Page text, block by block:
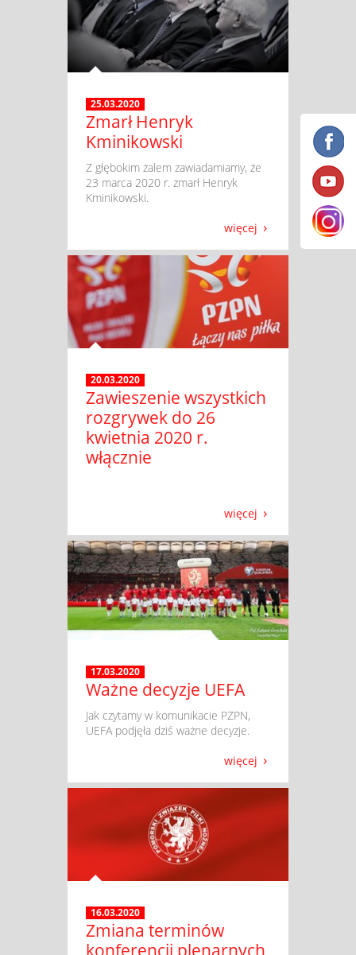
25.03.2020
Zmarł Henryk
Kminikowski
​ Z głębokim żalem zawiadamiamy, że
23 marca 2020 r. zmarł Henryk
Kminikowski.
więcej
20.03.2020
Zawieszenie wszystkich
rozgrywek do 26
kwietnia 2020 r.
włącznie
więcej
17.03.2020
Ważne decyzje UEFA
​ Jak czytamy w komunikacie PZPN,
UEFA podjęła dziś ważne decyzje.
więcej
16.03.2020
Zmiana terminów
konferencji plenarnych